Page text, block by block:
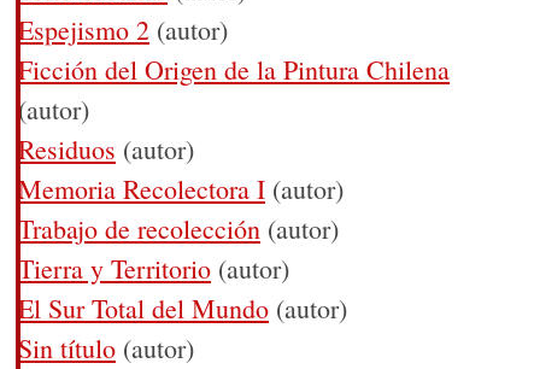
Espejismo 2 (autor)
Ficción del Origen de la Pintura Chilena
(autor)
Residuos (autor)
Memoria Recolectora I (autor)
Trabajo de recolección (autor)
Tierra y Territorio (autor)
El Sur Total del Mundo (autor)
Sin título (autor)